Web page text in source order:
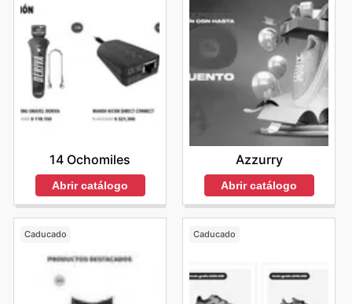
14 Ochomiles
Abrir catálogo
Azzurry
Abrir catálogo
Caducado Caducado